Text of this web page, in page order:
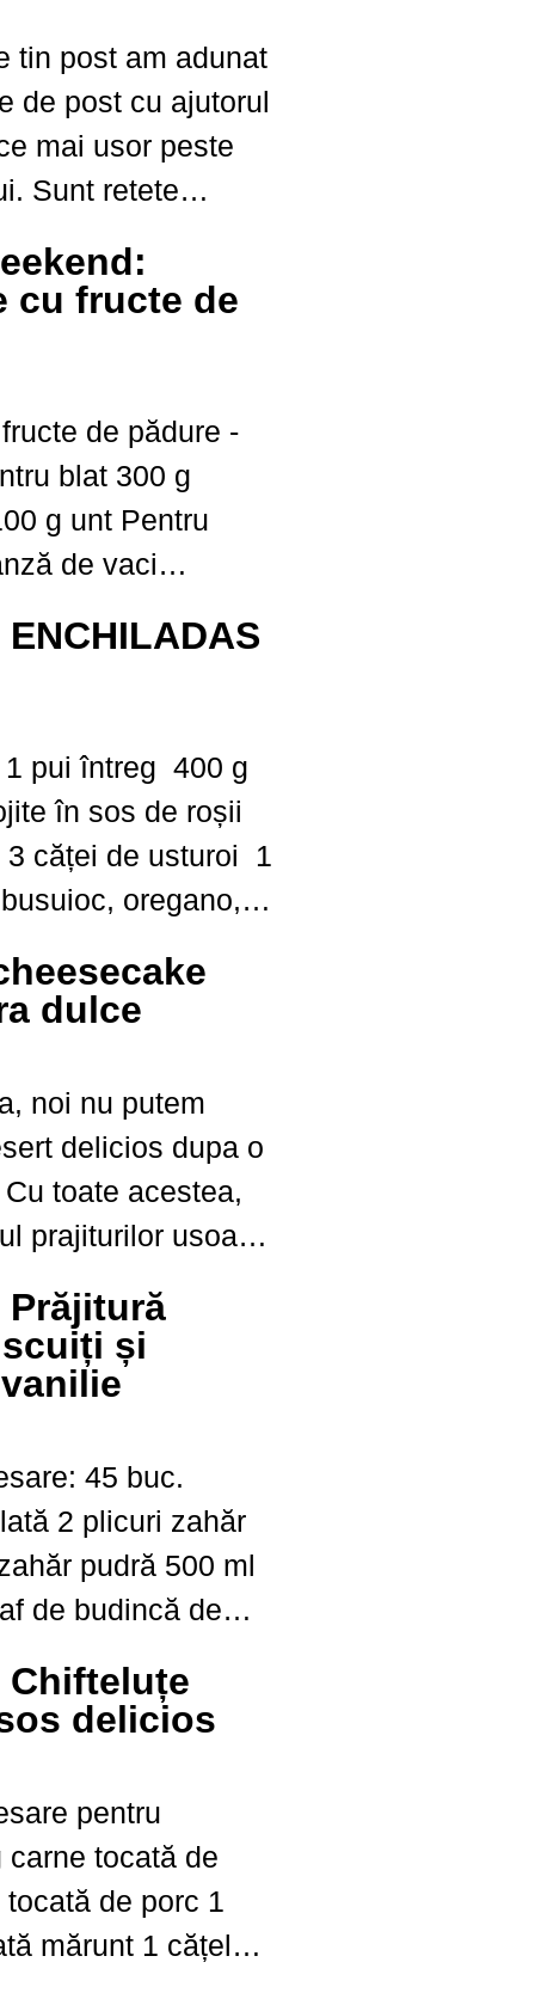
tin post am adunat
de post cu ajutorul
mai usor peste
Sunt retete
pentru toate
cu fructe de
de pădure -
blat 300 g
Pentru
de vaci
esenţă de vanilie 1
în sos de roșii
dulce
noi nu putem
delicios dupa o
toate acestea,
prajiturilor usoare
unul dintre
preferate pe
Prăjitură
și
buc.
Chifteluțe
delicios
pentru
1 cățel